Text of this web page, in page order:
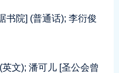
书院] (普通话); 李衍俊
文); 潘可儿 [圣公会曾